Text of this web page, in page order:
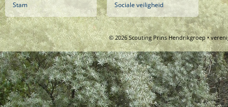
Stam
Sociale veiligheid
© 2026 Scouting Prins Hendrikgroep •